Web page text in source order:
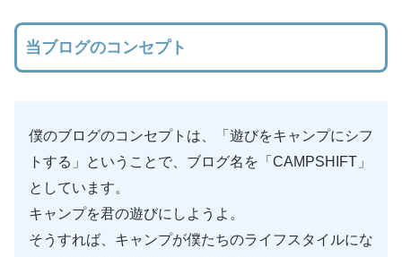
当ブログのコンセプト
僕のブログのコンセプトは、「遊びをキャンプにシフ
トする」ということで、ブログ名を「CAMPSHIFT」
としています。
キャンプを君の遊びにしようよ。
そうすれば、キャンプが僕たちのライフスタイルにな